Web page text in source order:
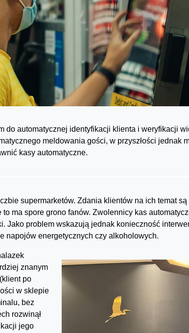
do automatycznej identyfikacji klienta i weryfikacji
meldowania gości, w przyszłości jednak
kasy automatyczne.
supermarketów. Zdania klientów na ich temat są
ma spore grono fanów. Zwolennicy kas
Jako problem wskazują jednak konieczność
napojów energetycznych czy alkoholowych.
znanym
po
w sklepie
bez
rozwinął
jego